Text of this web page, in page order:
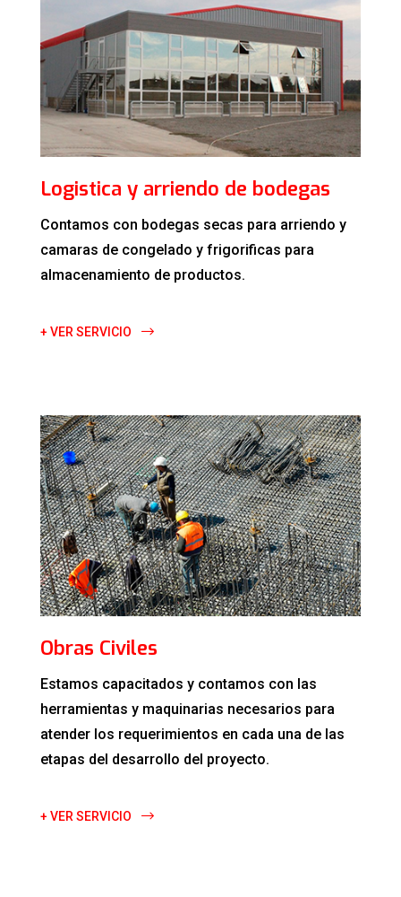
Logistica y arriendo de bodegas
Contamos con bodegas secas para arriendo y
camaras de congelado y frigorificas para
almacenamiento de productos.
+ VER SERVICIO
Obras Civiles
Estamos capacitados y contamos con las
herramientas y maquinarias necesarios para
atender los requerimientos en cada una de las
etapas del desarrollo del proyecto.
+ VER SERVICIO